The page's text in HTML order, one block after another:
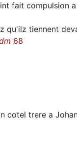
fait compulsion
qu'ilz tiennent
68
cotel trere a